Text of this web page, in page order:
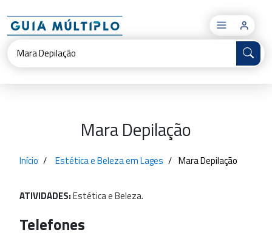
×
Mara Depilação
Início Estética e Beleza em Lages Mara Depilação
ATIVIDADES:EstéticaeBeleza.
Telefones